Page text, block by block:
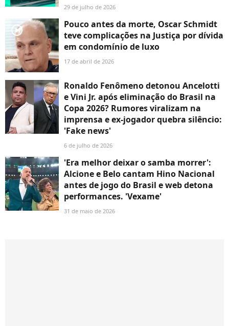
29 de julho de 2026
player2
Pouco antes da morte, Oscar Schmidt
teve complicações na Justiça por dívida
em condomínio de luxo
17 de abril de 2026
Ronaldo Fenômeno detonou Ancelotti
e Vini Jr. após eliminação do Brasil na
Copa 2026? Rumores viralizam na
imprensa e ex-jogador quebra silêncio:
'Fake news'
6 de julho de 2026
'Era melhor deixar o samba morrer':
Alcione e Belo cantam Hino Nacional
antes de jogo do Brasil e web detona
performances. 'Vexame'
31 de maio de 2026